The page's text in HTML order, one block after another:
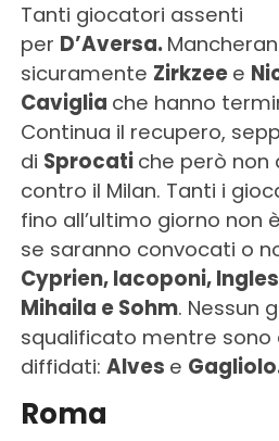
Tanti giocatori assenti
per D’Aversa.
sicuramente Zirkzee e
Caviglia che hanno
Continua il recupero,
di Sprocati che però non
contro il Milan. Tanti i
fino all’ultimo giorno non
se saranno convocati o
Cyprien, Iacoponi,
Mihaila e Sohm. Nessun
squalificato mentre sono
diffidati: Alves e
Roma